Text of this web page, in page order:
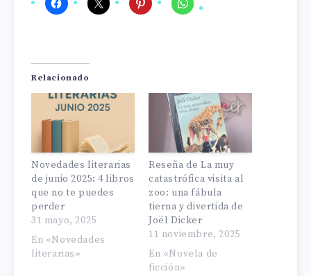
Relacionado
Novedades literarias
de junio 2025: 4 libros
que no te puedes
perder
31 mayo, 2025
En «Novedades
literarias»
Reseña de La muy
catastrófica visita al
zoo: una fábula
tierna y divertida de
Joël Dicker
11 noviembre, 2025
En «Novela de
ficción»